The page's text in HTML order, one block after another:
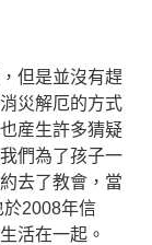
但是並沒有趕
災解厄的方式
産生許多猜疑
們為了孩子一
去了教會，當
2008年信
活在一起。